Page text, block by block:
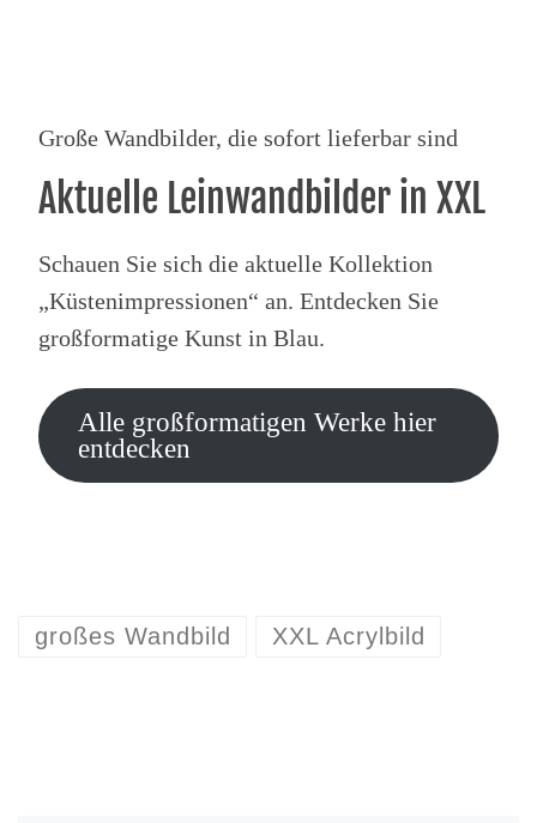
Große Wandbilder, die sofort lieferbar sind
Aktuelle Leinwandbilder in XXL
Schauen Sie sich die aktuelle Kollektion
„Küstenimpressionen“ an. Entdecken Sie
großformatige Kunst in Blau.
Alle großformatigen Werke hier
entdecken
großes Wandbild XXL Acrylbild